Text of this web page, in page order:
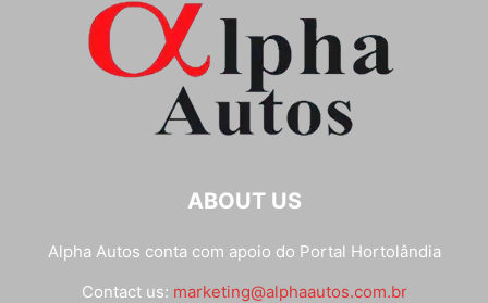
ABOUT US
Alpha Autos conta com apoio do Portal Hortolândia
Contact us: marketing@alphaautos.com.br